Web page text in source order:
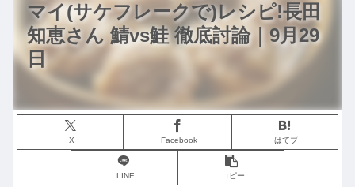
マイ(サケフレークで)レシピ!長田
知恵さん 鯖vs鮭 徹底討論｜9月29
日
X Facebook はてブ
LINE コピー